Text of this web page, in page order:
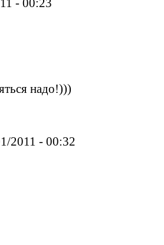
надо!)))
2011 - 00:32